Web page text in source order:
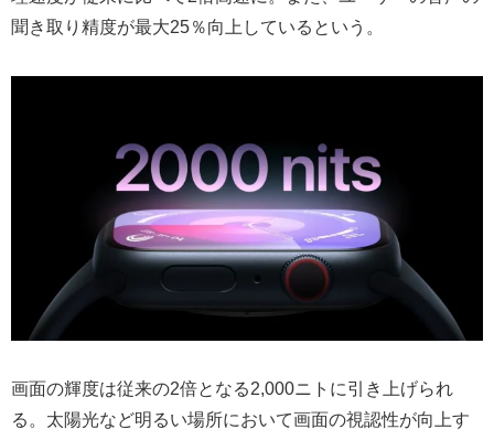
聞き取り精度が最大25％向上しているという。
画面の輝度は従来の2倍となる2,000ニトに引き上げられ
る。太陽光など明るい場所において画面の視認性が向上す